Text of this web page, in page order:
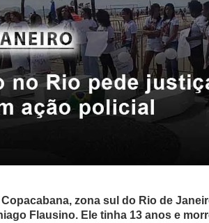
zona sul do Rio de
Flausino. Ele tinha 13 anos e